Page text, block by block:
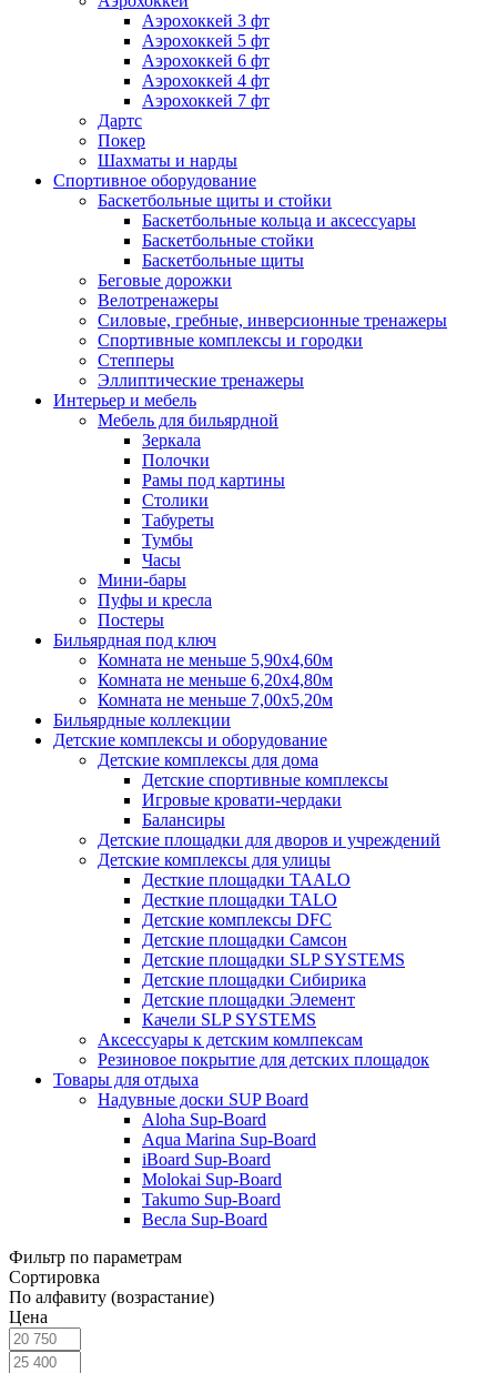
Аэрохоккей 3 фт
Аэрохоккей 5 фт
Аэрохоккей 6 фт
Аэрохоккей 4 фт
Аэрохоккей 7 фт
Дартс
Покер
Шахматы и нарды
Спортивное оборудование
Баскетбольные щиты и стойки
Баскетбольные кольца и аксессуары
Баскетбольные стойки
Баскетбольные щиты
Беговые дорожки
Велотренажеры
Силовые, гребные, инверсионные тренажеры
Спортивные комплексы и городки
Степперы
Эллиптические тренажеры
Интерьер и мебель
Мебель для бильярдной
Зеркала
Полочки
Рамы под картины
Столики
Табуреты
Тумбы
Часы
Мини-бары
Пуфы и кресла
Постеры
Бильярдная под ключ
Комната не меньше 5,90х4,60м
Комната не меньше 6,20х4,80м
Комната не меньше 7,00х5,20м
Бильярдные коллекции
Детские комплексы и оборудование
Детские комплексы для дома
Детские спортивные комплексы
Игровые кровати-чердаки
Балансиры
Детские площадки для дворов и учреждений
Детские комплексы для улицы
Десткие площадки TAALO
Десткие площадки TALO
Детские комплексы DFC
Детские площадки Самсон
Детские площадки SLP SYSTEMS
Детские площадки Сибирика
Детские площадки Элемент
Качели SLP SYSTEMS
Аксессуары к детским комлпексам
Резиновое покрытие для детских площадок
Товары для отдыха
Надувные доски SUP Board
Aloha Sup-Board
Aqua Marina Sup-Board
iBoard Sup-Board
Molokai Sup-Board
Takumo Sup-Board
Весла Sup-Board
Фильтр по параметрам
Сортировка
По алфавиту (возрастание)
Цена